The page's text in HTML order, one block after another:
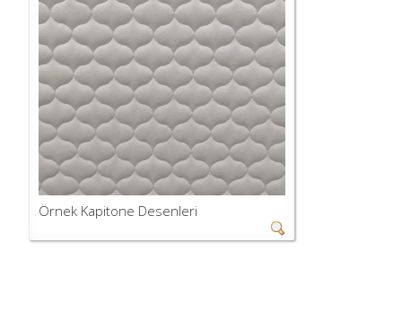
Örnek Kapitone Desenleri